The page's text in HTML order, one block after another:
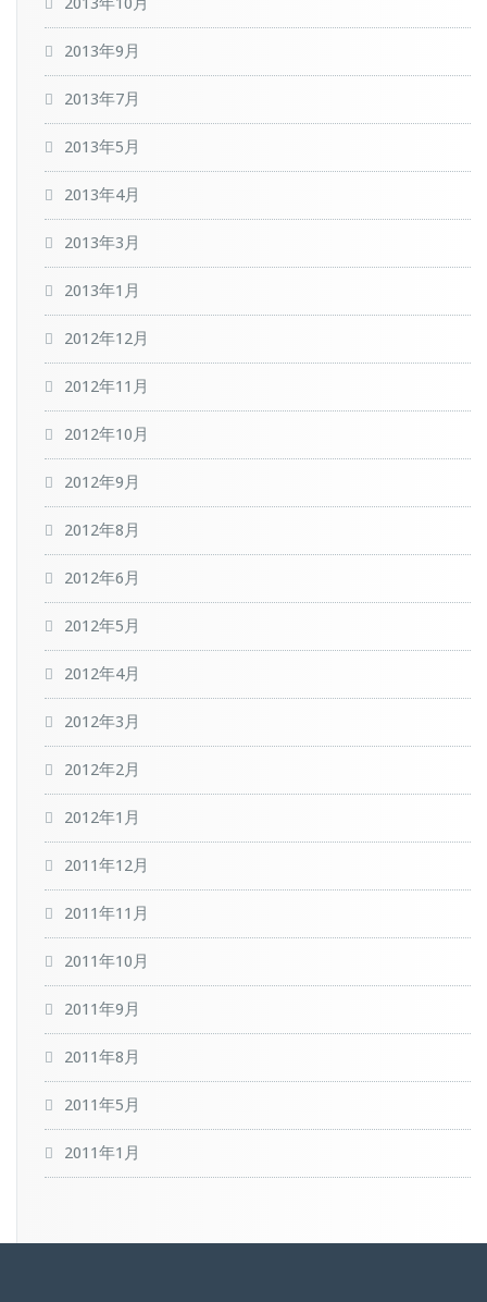
2013年9月
2013年7月
2013年5月
2013年4月
2013年3月
2013年1月
2012年12月
2012年11月
2012年10月
2012年9月
2012年8月
2012年6月
2012年5月
2012年4月
2012年3月
2012年2月
2012年1月
2011年12月
2011年11月
2011年10月
2011年9月
2011年8月
2011年5月
2011年1月